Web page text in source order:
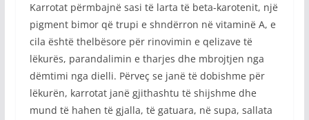
Karrotat përmbajnë sasi të larta të beta-karotenit, një
pigment bimor që trupi e shndërron në vitaminë A, e
cila është thelbësore për rinovimin e qelizave të
lëkurës, parandalimin e tharjes dhe mbrojtjen nga
dëmtimi nga dielli. Përveç se janë të dobishme për
lëkurën, karrotat janë gjithashtu të shijshme dhe
mund të hahen të gjalla, të gatuara, në supa, sallata